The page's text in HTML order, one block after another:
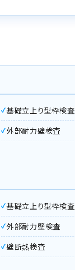
基礎立上り型枠検査
外部耐力壁検査
基礎立上り型枠検査
外部耐力壁検査
壁断熱検査